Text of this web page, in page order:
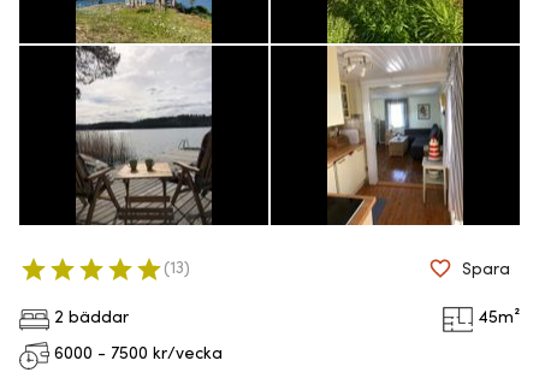
2 bäddar 45m²
6000 - 7500 kr/vecka
( 13 ) Spara